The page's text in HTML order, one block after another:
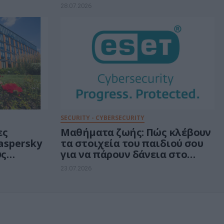
28.07.2026
SECURITY - CYBERSECURITY
Μαθήματα ζωής: Πώς κλέβουν
τα στοιχεία του παιδιού σου
για να πάρουν δάνεια στο
όνομά του και το μαθαίνεις
23.07.2026